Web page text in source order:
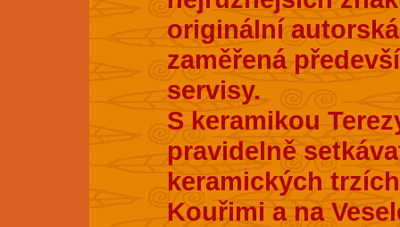
originální
zaměřená
servisy.
S keramikou
pravidelně
keramických
Kouřimi a na